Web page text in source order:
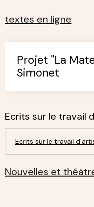
textes en ligne
Projet "La
Simonet
Ecrits sur le travail
Ecrits sur le travail
Nouvelles et